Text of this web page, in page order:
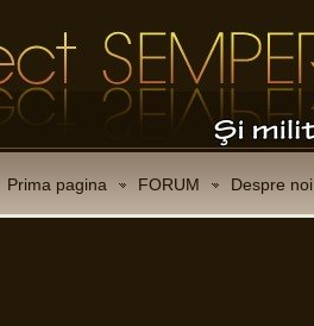
Prima pagina FORUM Despre noi